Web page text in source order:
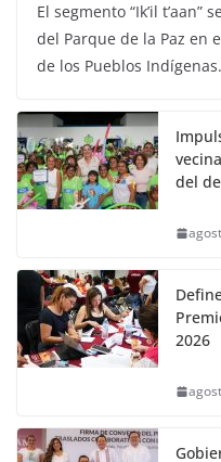
El segmento “Ik’il
del Parque de la Paz en
de los Pueblos Indígenas.
del
2026